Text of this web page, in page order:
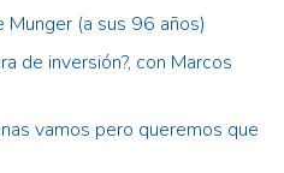
(a sus 96 años)
de inversión?, con Marcos
vamos pero queremos que